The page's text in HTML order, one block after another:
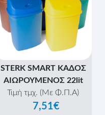
STERK SMART ΚΑΔΟΣ
ΑΙΩΡΟΥΜΕΝΟΣ 22lit
Τιμή τμχ. (Με Φ.Π.Α)
7,51€